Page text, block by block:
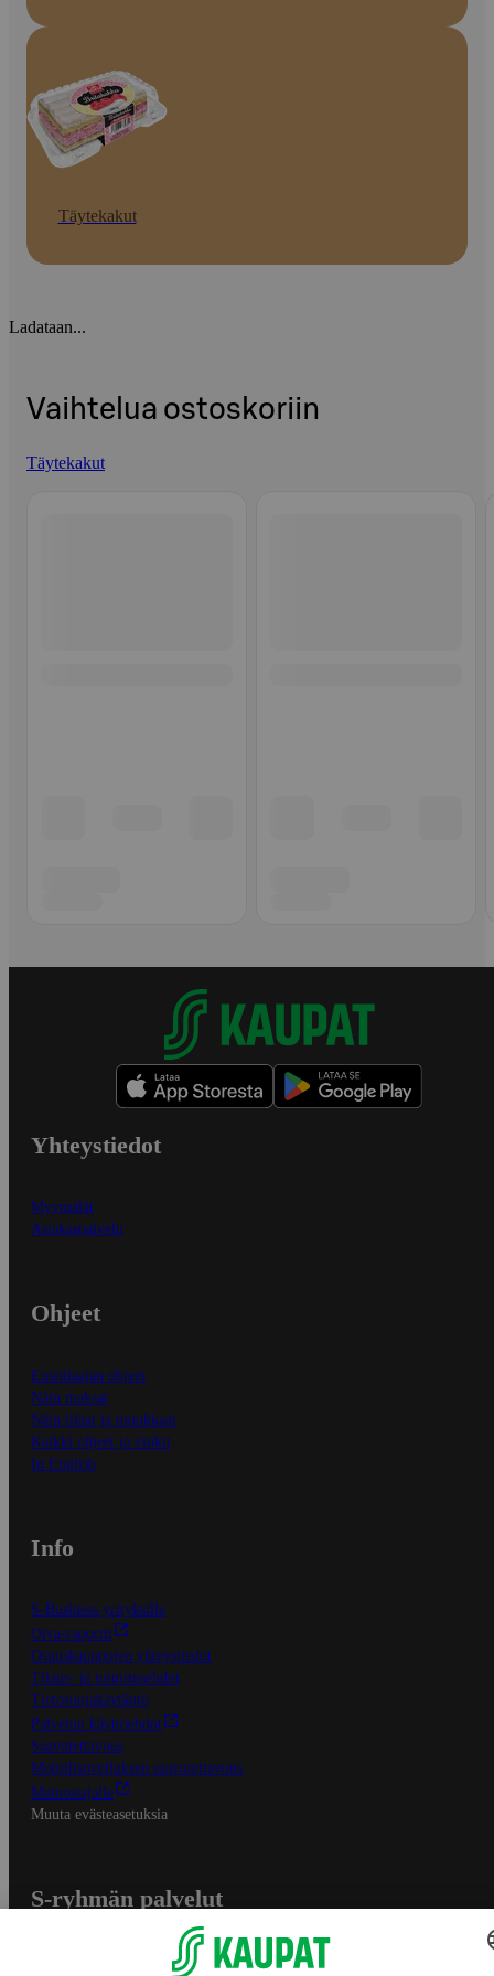
Täytekakut
Ladataan...
Vaihtelua ostoskoriin
Täytekakut
Yhteystiedot
Myymälät
Asiakaspalvelu
Ohjeet
Ensitilaajan ohjeet
Näin maksat
Näin tilaat ja muokkaat
Kaikki ohjeet ja vinkit
In English
Info
S-Business yrityksille
Oiva-raportit
Osuuskauppojen yhteystiedot
Tilaus- ja toimitusehdot
Tietosuojakäytäntö
Palvelun käyttöehdot
Saavutettavuus
Mobiilisovelluksen saavutettavuus
Mainostajalle
Muuta evästeasetuksia
S-ryhmän palvelut